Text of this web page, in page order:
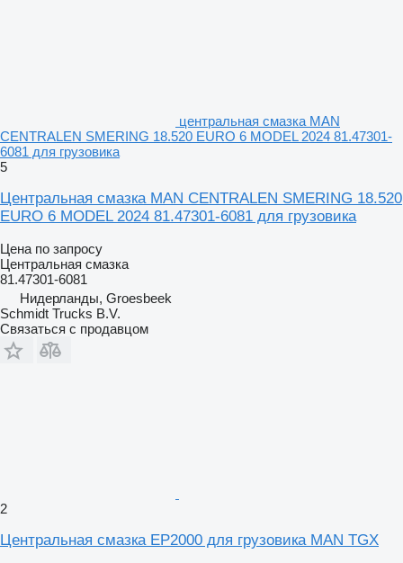
центральная смазка MAN
CENTRALEN SMERING 18.520 EURO 6 MODEL 2024 81.47301-
6081 для грузовика
5
Центральная смазка MAN CENTRALEN SMERING 18.520
EURO 6 MODEL 2024 81.47301-6081 для грузовика
Цена по запросу
Центральная смазка
81.47301-6081
Нидерланды, Groesbeek
Schmidt Trucks B.V.
Связаться с продавцом
2
Центральная смазка EP2000 для грузовика MAN TGX